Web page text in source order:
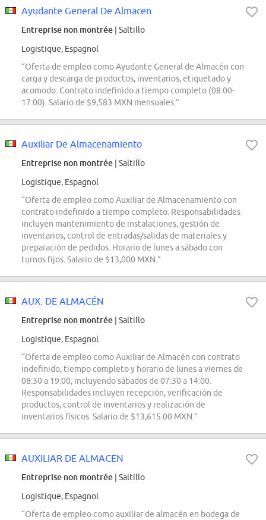
Ayudante General De Almacen
Entreprise non montrée | Saltillo
Logistique, Espagnol
“Oferta de empleo como Ayudante General de Almacén con
carga y descarga de productos, inventarios, etiquetado y
acomodo. Contrato indefinido a tiempo completo (08:00-
17:00). Salario de $9,583 MXN mensuales.”
Auxiliar De Almacenamiento
Entreprise non montrée | Saltillo
Logistique, Espagnol
“Oferta de empleo como Auxiliar de Almacenamiento con
contrato indefinido a tiempo completo. Responsabilidades
incluyen mantenimiento de instalaciones, gestión de
inventarios, control de entradas/salidas de materiales y
preparación de pedidos. Horario de lunes a sábado con
turnos fijos. Salario de $13,000 MXN.”
AUX. DE ALMACÉN
Entreprise non montrée | Saltillo
Logistique, Espagnol
“Oferta de empleo como Auxiliar de Almacén con contrato
indefinido, tiempo completo y horario de lunes a viernes de
08:30 a 19:00, incluyendo sábados de 07:30 a 14:00.
Responsabilidades incluyen recepción, verificación de
productos, control de inventarios y realización de
inventarios físicos. Salario de $13,615.00 MXN.”
AUXILIAR DE ALMACEN
Entreprise non montrée | Saltillo
Logistique, Espagnol
“Oferta de empleo como auxiliar de almacén en bodega de